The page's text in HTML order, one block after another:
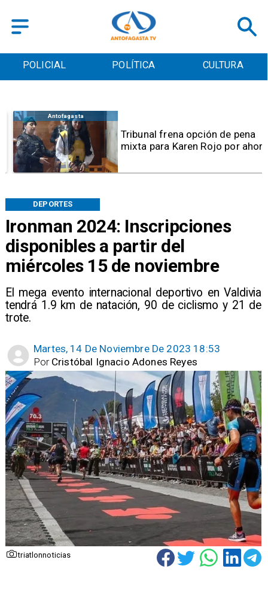
POLICIAL POLÍTICA CULTURA
Ironman 2024: Inscripciones
disponibles a partir del
miércoles 15 de noviembre
El mega evento internacional deportivo en Valdivia
tendrá 1.9 km de natación, 90 de ciclismo y 21 de
trote.
DEPORTES
Martes, 14 De Noviembre De 2023 18:53
Cristóbal Ignacio Adones Reyes
Por
triatlonnoticias
Antofagasta
Tribunal frena opción de pena
mixta para Karen Rojo por ahora